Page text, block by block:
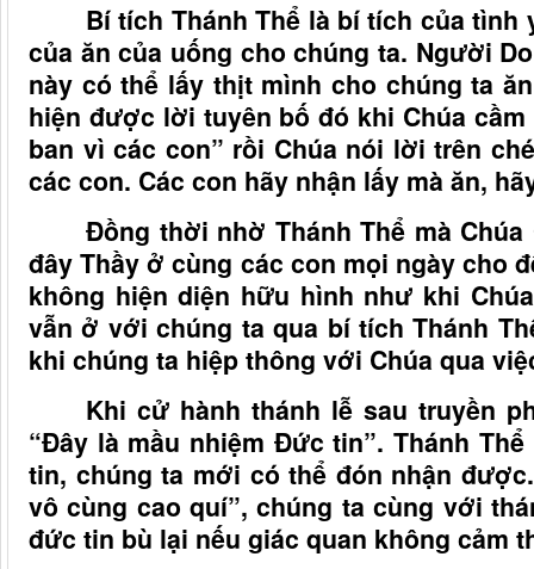
Bí tích Thánh Thể là bí tích của
của ăn của uống cho chúng ta. Người
này có thể lấy thịt mình cho chúng ta
hiện được lời tuyên bố đó khi Chúa
ban vì các con” rồi Chúa nói lời trên
các con. Các con hãy nhận lấy mà ăn,
Đồng thời nhờ Thánh Thể mà
đây Thầy ở cùng các con mọi ngày cho
không hiện diện hữu hình như khi
vẫn ở với chúng ta qua bí tích Thánh
khi chúng ta hiệp thông với Chúa qua
Khi cử hành thánh lễ sau truyền
“Đây là mầu nhiệm Đức tin”. Thánh
tin, chúng ta mới có thể đón nhận
vô cùng cao quí”, chúng ta cùng với
đức tin bù lại nếu giác quan không cảm